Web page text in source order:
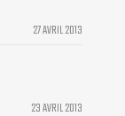
27 AVRIL 2013
23 AVRIL 2013